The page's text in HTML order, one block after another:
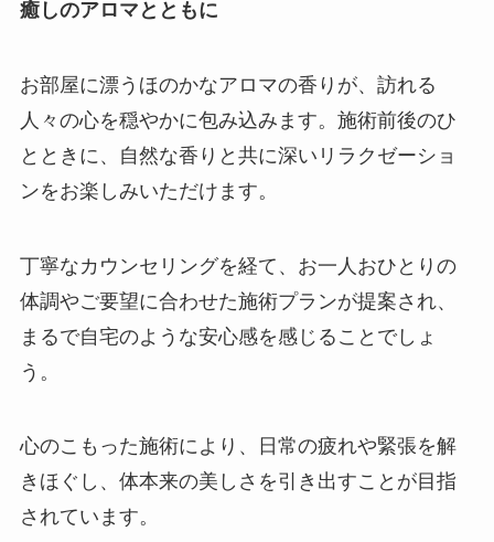
癒しのアロマとともに
お部屋に漂うほのかなアロマの香りが、訪れる
人々の心を穏やかに包み込みます。施術前後のひ
とときに、自然な香りと共に深いリラクゼーショ
ンをお楽しみいただけます。
丁寧なカウンセリングを経て、お一人おひとりの
体調やご要望に合わせた施術プランが提案され、
まるで自宅のような安心感を感じることでしょ
う。
心のこもった施術により、日常の疲れや緊張を解
きほぐし、体本来の美しさを引き出すことが目指
されています。